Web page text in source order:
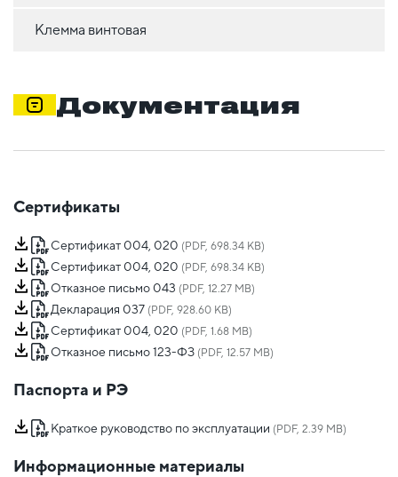
Клемма винтовая
Документация
Сертификаты
Сертификат 004, 020 (PDF, 698.34 KB)
Сертификат 004, 020 (PDF, 698.34 KB)
Отказное письмо 043 (PDF, 12.27 MB)
Декларация 037 (PDF, 928.60 KB)
Сертификат 004, 020 (PDF, 1.68 MB)
Отказное письмо 123-ФЗ (PDF, 12.57 MB)
Паспорта и РЭ
Краткое руководство по эксплуатации (PDF, 2.39 MB)
Информационные материалы